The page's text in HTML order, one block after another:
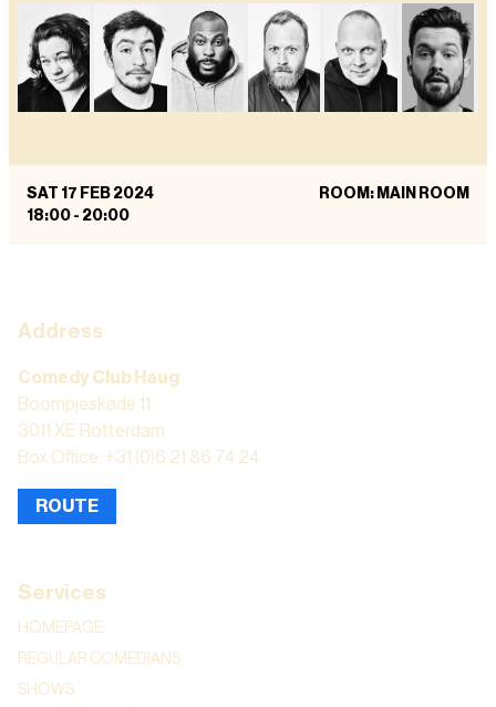
SAT 17 FEB 2024
18:00 - 20:00
ROOM: MAIN ROOM
Address
Comedy Club Haug
Boompjeskade 11
3011 XE Rotterdam
Box Office: +31 (0)6 21 86 74 24
ROUTE
Services
HOMEPAGE
REGULAR COMEDIANS
SHOWS